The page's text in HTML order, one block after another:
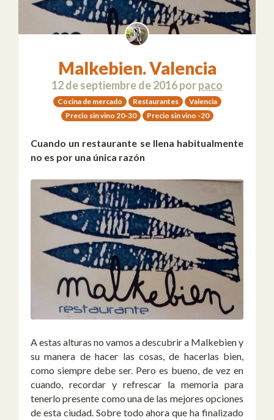
Malkebien. Valencia
12 de septiembre de 2016porpaco
Cocina de mercado Restaurantes
Valencia
Precio sin vino 20-30
Precio sin vino -20
Cuando un restaurante se llena habitualmente
no es por una única razón
A estas alturas no vamos a descubrir a Malkebien y
su manera de hacer las cosas, de hacerlas bien,
como siempre debe ser. Pero es bueno, de vez en
cuando, recordar y refrescar la memoria para
tenerlo presente como una de las mejores opciones
de esta ciudad. Sobre todo ahora que ha finalizado